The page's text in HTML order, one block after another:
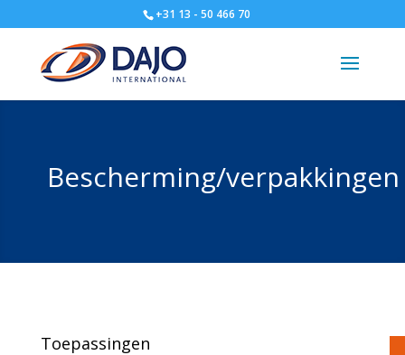
+31 13 - 50 466 70
Bescherming/verpakkingen
Toepassingen